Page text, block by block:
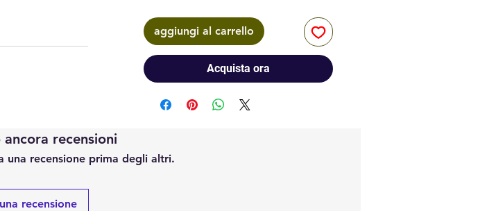
aggiungi al carrello
Acquista ora
recensioni
una recensione prima degli altri.
recensione